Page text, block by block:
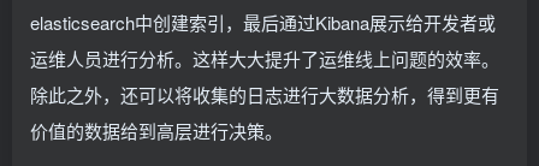
elasticsearch中创建索引，最后通过Kibana展示给开发者或
运维人员进行分析。这样大大提升了运维线上问题的效率。
除此之外，还可以将收集的日志进行大数据分析，得到更有
价值的数据给到高层进行决策。